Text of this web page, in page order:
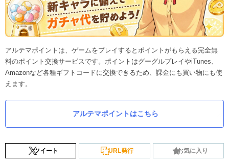
アルテマポイントは、ゲームをプレイするとポイントがもらえる完全無
料のポイント交換サービスです。ポイントはグーグルプレイやiTunes、
Amazonなど各種ギフトコードに交換できるため、課金にも買い物にも使
えます。
アルテマポイントはこちら
ツイート URL発行 お気に入り